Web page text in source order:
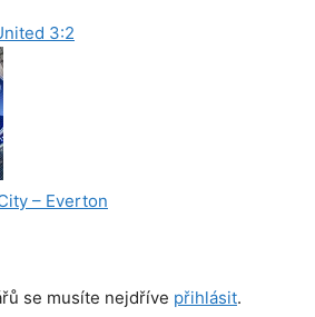
3:2
– Everton
se musíte nejdříve přihlásit.